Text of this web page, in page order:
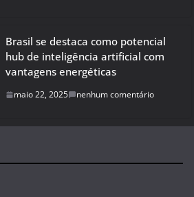
Brasil se destaca como potencial
hub de inteligência artificial com
vantagens energéticas
maio 22, 2025 nenhum comentário